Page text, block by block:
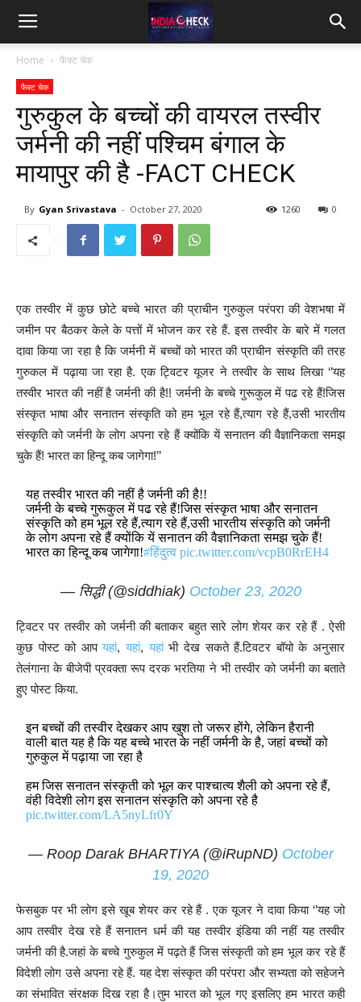
IndiaCheck
Home फैक्ट चेक
फैक्ट चेक
गुरुकुल के बच्चों की वायरल तस्वीर
जर्मनी की नहीं पश्चिम बंगाल के
मायापुर की है -FACT CHECK
By Gyan Srivastava - October 27, 2020 0
1260
एक तस्वीर में कुछ छोटे बच्चे भारत की प्राचीन गुरुकुल परंपरा की वेशभषा में
जमीन पर बैठकर केले के पत्तों में भोजन कर रहे हैं. इस तस्वीर के बारे में गलत
दावा किया जा रहा है कि जर्मनी में बच्चों को भारत की प्राचीन संस्कृति की तरह
गुरुकल में पढ़ाया जा रहा है. एक ट्विटर यूजर ने तस्वीर के साथ लिखा ‘’यह
तस्वीर भारत की नहीं है जर्मनी की है!! जर्मनी के बच्चे गुरूकुल में पढ रहे हैं!जिस
संस्कृत भाषा और सनातन संस्कृति को हम भूल रहे हैं,त्याग रहे हैं,उसी भारतीय
संस्कृति को जर्मनी के लोग अपना रहे हैं क्योंकि यें सनातन की वैज्ञानिकता समझ
चुके हैं! भारत का हिन्दू कब जागेगा!’’
यह तस्वीर भारत की नहीं है जर्मनी की है!!
जर्मनी के बच्चे गुरूकुल में पढ रहे हैं!जिस संस्कृत भाषा और सनातन
संस्कृति को हम भूल रहे हैं,त्याग रहे हैं,उसी भारतीय संस्कृति को जर्मनी
के लोग अपना रहे हैं क्योंकि यें सनातन की वैज्ञानिकता समझ चुके हैं!
भारत का हिन्दू कब जागेगा!#हिंदुत्व pic.twitter.com/vcpB0RrEH4
— सिद्धी (@siddhiak) October 23, 2020
ट्विटर पर तस्वीर को जर्मनी की बताकर बहुत सारे लोग शेयर कर रहे हैं . ऐसी
कुछ पोस्ट को आपयहां,यहां,यहांभी देख सकते हैं.टिवटर बॉयो के अनुसार
तेलंगाना के बीजेपी प्रवक्ता रूप दरक भरतिया ने भी तस्वीर को जर्मनी का बताते
हुए पोस्ट किया.
इन बच्चों की तस्वीर देखकर आप खुश तो जरूर होंगे, लेकिन हैरानी
वाली बात यह है कि यह बच्चे भारत के नहीं जर्मनी के है, जहां बच्चों को
गुरुकुल में पढ़ाया जा रहा है
हम जिस सनातन संस्कृती को भूल कर पाश्चात्य शैली को अपना रहे हैं,
वंही विदेशी लोग इस सनातन संस्कृति को अपना रहे है
pic.twitter.com/LA5nyLfr0Y
— Roop Darak BHARTIYA (@iRupND) October
19, 2020
फेसबुक पर भी लोग इसे खूब शेयर कर रहे हैं . एक यूजर ने दावा किया ‘’यह जो
आप तस्वीर देख रहे हैं सनातन धर्म की यह तस्वीर इंडिया की नहीं यह तस्वीर
जर्मनी की है.जहां के बच्चे गुरुकुल में पढ़ते हैं जिस संस्कृती को हम भूल कर रहे हैं
विदेशी लोग उसे अपना रहे हैं. यह देश संस्कृत की परंपरा और सभ्यता को सहेजने
का संभावित संरक्षक दिख रहा है।तुम भारत को भूल गए इसलिए हम भारत कही